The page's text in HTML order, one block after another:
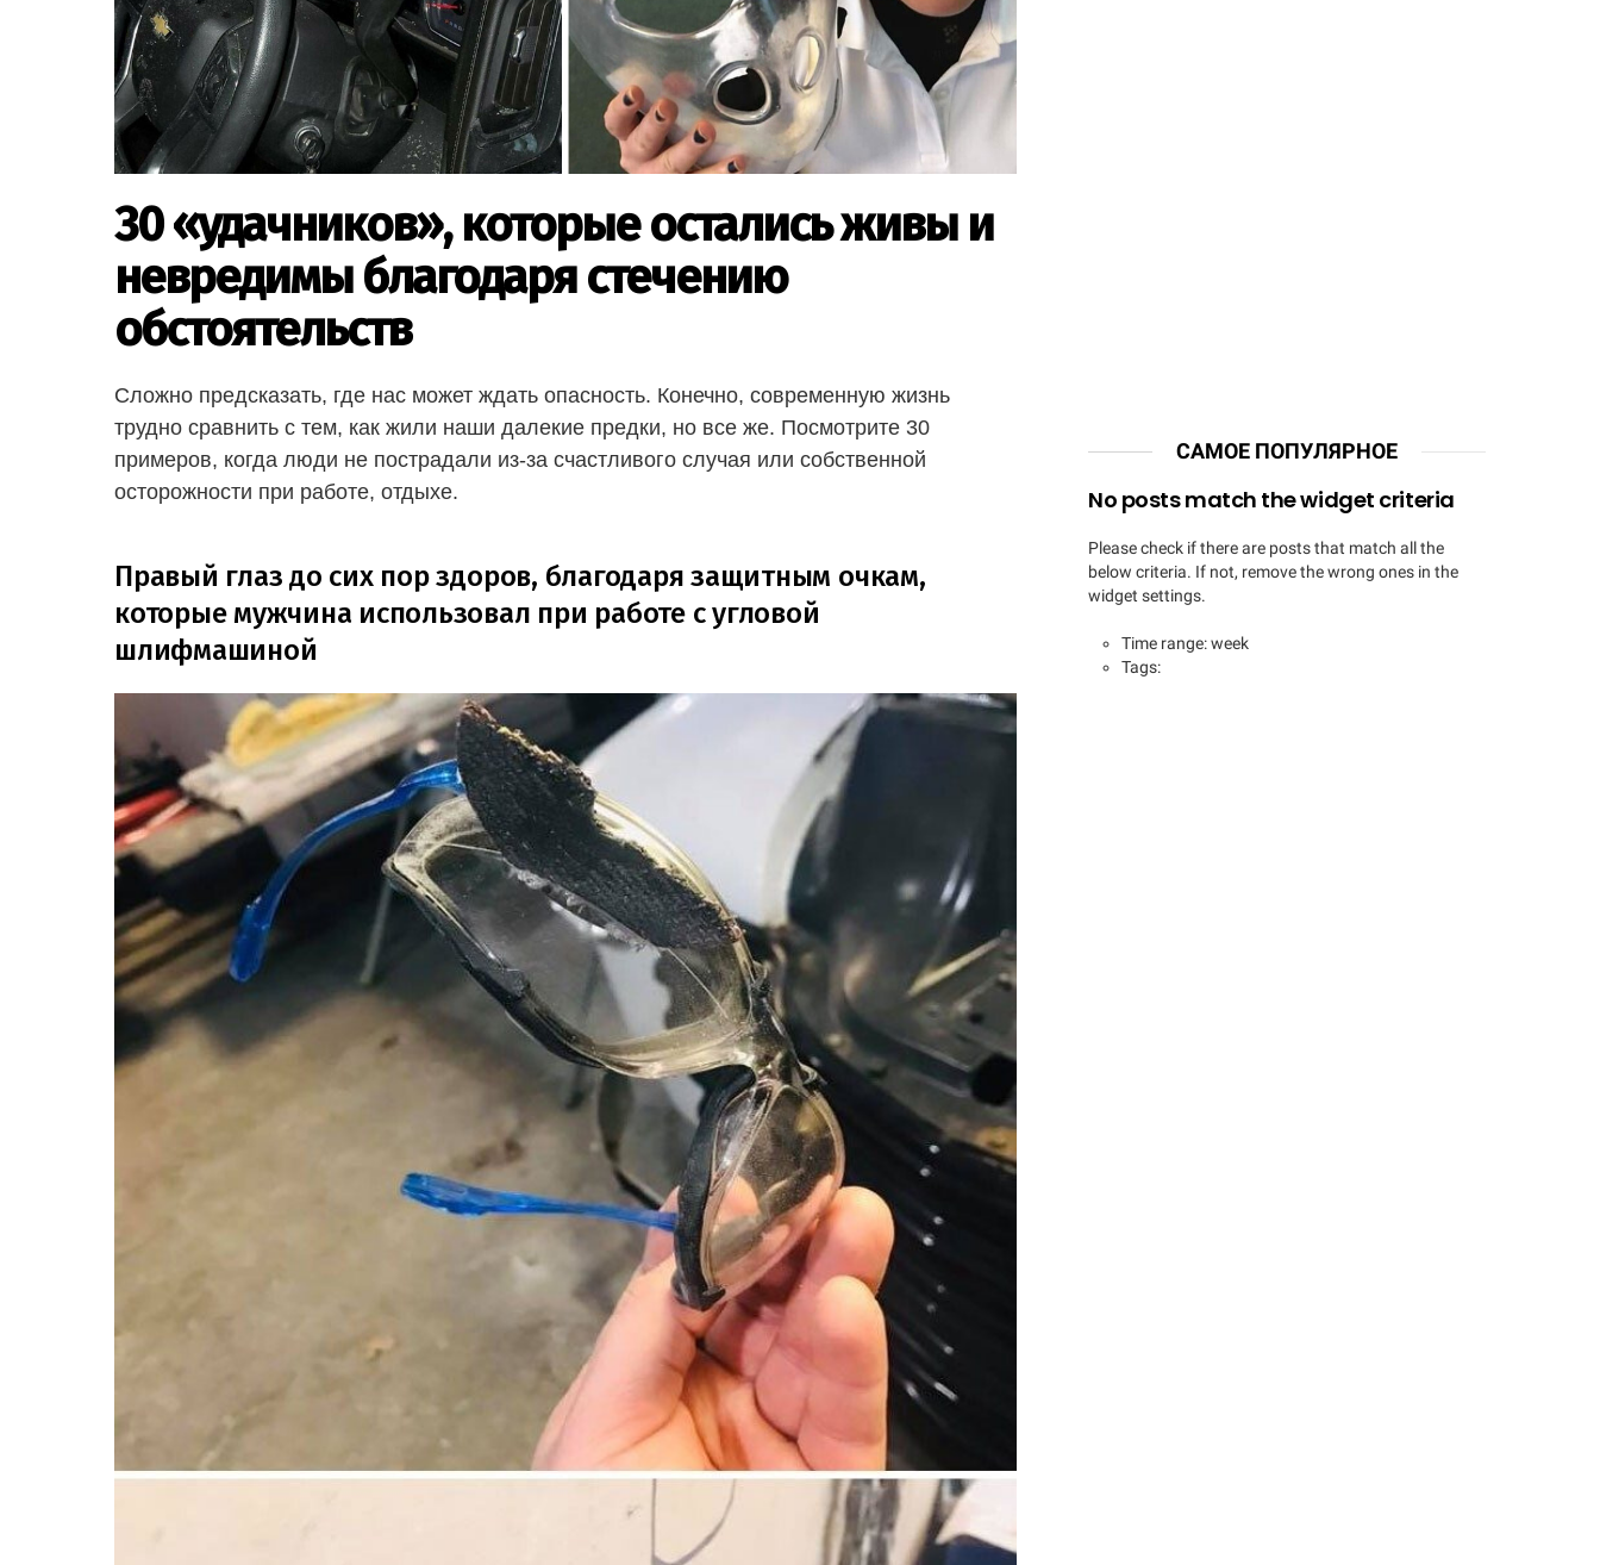
30 «удачников», которые остались живы и
невредимы благодаря стечению
обстоятельств
Сложно предсказать, где нас может ждать опасность. Конечно, современную жизнь
трудно сравнить с тем, как жили наши далекие предки, но все же. Посмотрите 30
примеров, когда люди не пострадали из-за счастливого случая или собственной
осторожности при работе, отдыхе.
Правый глаз до сих пор здоров, благодаря защитным очкам,
которые мужчина использовал при работе с угловой
шлифмашиной
САМОЕ ПОПУЛЯРНОЕ
No posts match the widget criteria
Please check if there are posts that match all the
below criteria. If not, remove the wrong ones in the
widget settings.
Time range: week
Tags: